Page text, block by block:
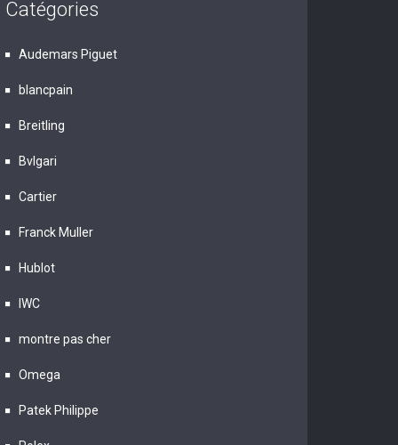
Catégories
Audemars Piguet
blancpain
Breitling
Bvlgari
Cartier
Franck Muller
Hublot
IWC
montre pas cher
Omega
Patek Philippe